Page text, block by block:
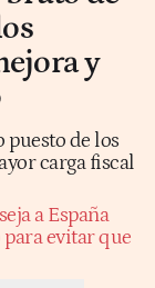
y
puesto de los
carga fiscal
a España
evitar que